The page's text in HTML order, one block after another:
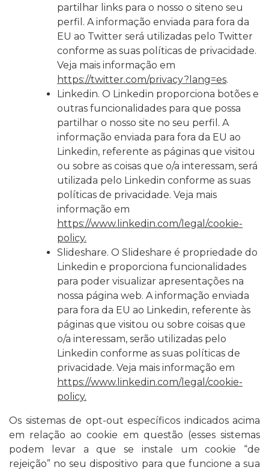
partilhar links para o nosso o siteno seu
perfil. A informação enviada para fora da
EU ao Twitter será utilizadas pelo Twitter
conforme as suas políticas de privacidade.
Veja mais informação em
https://twitter.com/privacy?lang=es.
Linkedin. O Linkedin proporciona botões e
outras funcionalidades para que possa
partilhar o nosso site no seu perfil. A
informação enviada para fora da EU ao
Linkedin, referente as páginas que visitou
ou sobre as coisas que o/a interessam, será
utilizada pelo Linkedin conforme as suas
políticas de privacidade. Veja mais
informação em
https://www.linkedin.com/legal/cookie-
policy.
Slideshare. O Slideshare é propriedade do
Linkedin e proporciona funcionalidades
para poder visualizar apresentações na
nossa página web. A informação enviada
para fora da EU ao Linkedin, referente às
páginas que visitou ou sobre coisas que
o/a interessam, serão utilizadas pelo
Linkedin conforme as suas políticas de
privacidade. Veja mais informação em
https://www.linkedin.com/legal/cookie-
policy.
Os sistemas de opt-out específicos indicados acima
em relação ao cookie em questão (esses sistemas
podem levar a que se instale um cookie “de
rejeição” no seu dispositivo para que funcione a sua